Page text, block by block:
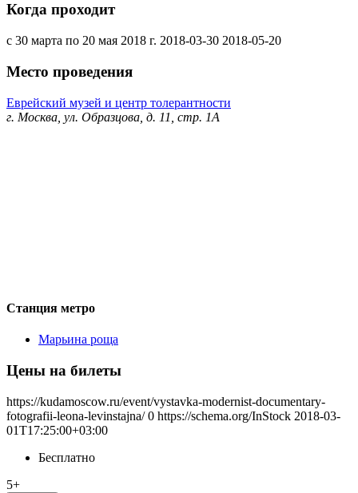
Когда проходит
с 30 марта по 20 мая 2018 г. 2018-03-30 2018-05-20
Место проведения
Еврейский музей и центр толерантности
г. Москва, ул. Образцова, д. 11, стр. 1А
Станция метро
Марьина роща
Цены на билеты
https://kudamoscow.ru/event/vystavka-modernist-documentary-
fotografii-leona-levinstajna/ 0 https://schema.org/InStock 2018-03-
01T17:25:00+03:00
Бесплатно
5+